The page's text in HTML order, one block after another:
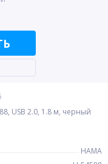
USB 2.0, 1.8 м, черный
HAMA